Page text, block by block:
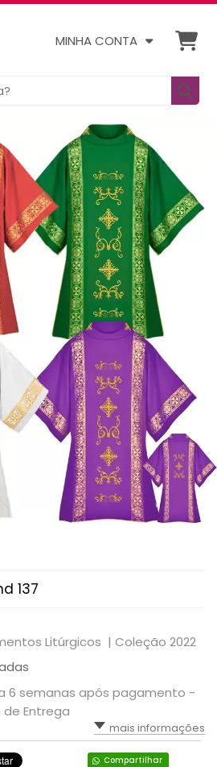
MINHA CONTA
137
Litúrgicos | Coleção 2022
6 semanas após pagamento -
de Entrega
mais informações
Compartilhar